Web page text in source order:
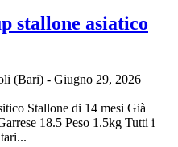
stallone asiatico
(Bari) - Giugno 29, 2026
Stallone di 14 mesi Già
18.5 Peso 1.5kg Tutti i